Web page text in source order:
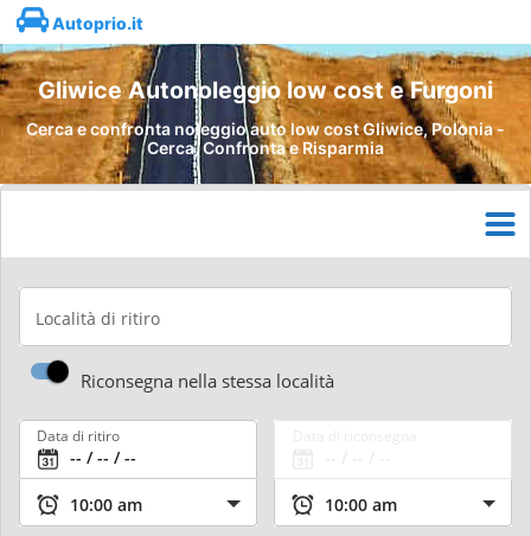
Autoprio.it
Gliwice Autonoleggio low cost e Furgoni
Cerca e confronta noleggio auto low cost Gliwice, Polonia -
Cerca, Confronta e Risparmia
Località di ritiro
Riconsegna nella stessa località
Data di ritiro